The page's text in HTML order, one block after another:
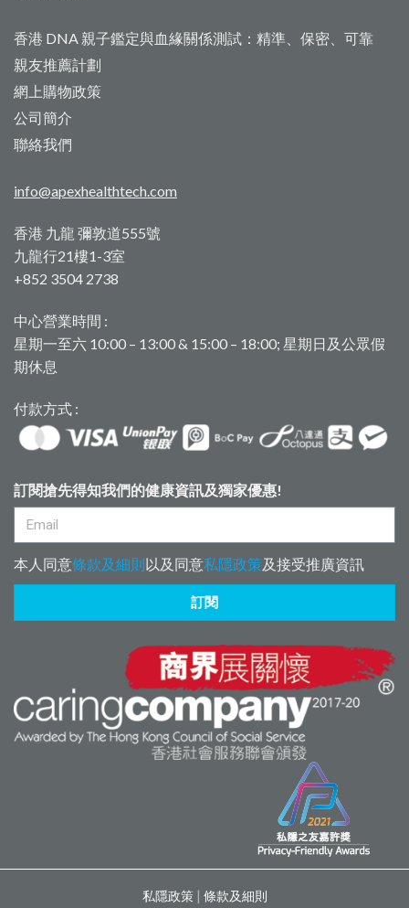
香港 DNA 親子鑑定與血緣關係測試：精準、保密、可靠
親友推薦計劃
網上購物政策
公司簡介
聯絡我們
info@apexhealthtech.com
香港 九龍 彌敦道555號
九龍行21樓1-3室
+852 3504 2738
中心營業時間 :
星期一至六 10:00 – 13:00 & 15:00 – 18:00; 星期日及公眾假
期休息
付款方式 :
訂閱搶先得知我們的健康資訊及獨家優惠!
本人同意條款及細則以及同意私隱政策及接受推廣資訊
訂閱
私隱政策| 條款及細則